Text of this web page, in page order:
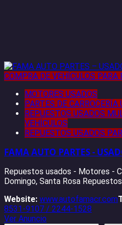
COMPRA DE VEHÍCULOS PARA
MOTORES USADOS
PARTES DE CARROCERÍA
REPUESTOS USADOS
VEHÍCULOS
REPUESTOS USADOS
FAMA AUTO PARTES -
Repuestos usados - Motores -
Domingo, Santa Rosa
Website: www.autofamacr.com
8531-9107 / 2244-1528
Ver Anuncio